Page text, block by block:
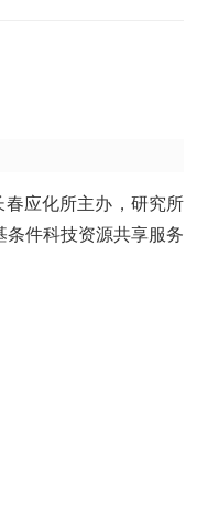
春应化所主办 ， 研究所
件科技资源共享服务